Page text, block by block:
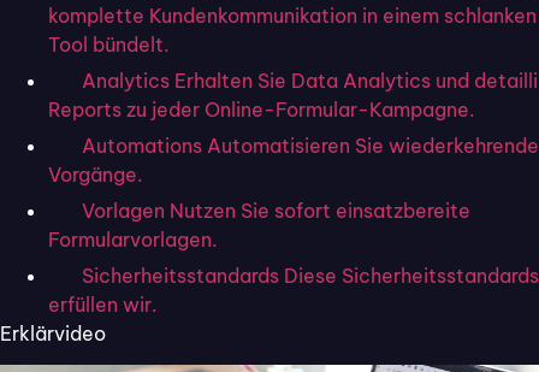
komplette Kundenkommunikation in einem schlanken
Tool bündelt.
Analytics Erhalten Sie Data Analytics und
Reports zu jeder Online-Formular-Kampagne.
Automations Automatisieren Sie wiederkehrende
Vorgänge.
Vorlagen Nutzen Sie sofort einsatzbereite
Formularvorlagen.
Sicherheitsstandards Diese Sicherheitsstandards
erfüllen wir.
Erklärvideo
Startseite»Blog»Die besten Ticketsysteme für kleine
Unternehmen